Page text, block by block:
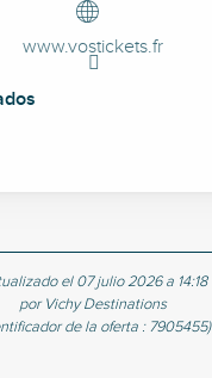
www.vostickets.fr
el 07 julio 2026 a 14:18
por Vichy Destinations
de la oferta :7905455)